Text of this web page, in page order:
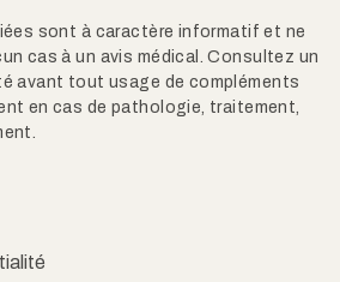
sont à caractère informatif et ne
cas à un avis médical. Consultez un
avant tout usage de compléments
en cas de pathologie, traitement,